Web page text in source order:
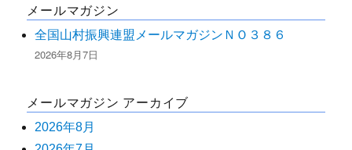
メールマガジン
全国山村振興連盟メールマガジンＮＯ３８６
2026年8月7日
メールマガジン アーカイブ
2026年8月